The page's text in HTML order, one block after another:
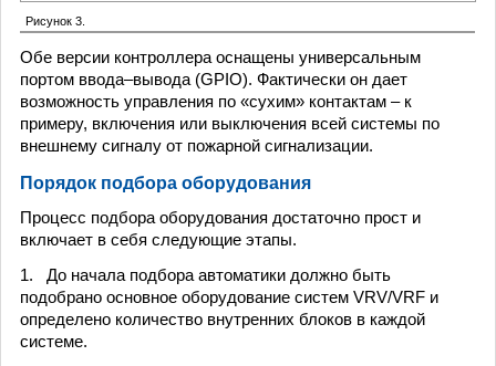
Рисунок 3.
Обе версии контроллера оснащены универсальным
портом ввода–вывода (GPIO). Фактически он дает
возможность управления по «сухим» контактам – к
примеру, включения или выключения всей системы по
внешнему сигналу от пожарной сигнализации.
Порядок подбора оборудования
Процесс подбора оборудования достаточно прост и
включает в себя следующие этапы.
1. До начала подбора автоматики должно быть
подобрано основное оборудование систем VRV/VRF и
определено количество внутренних блоков в каждой
системе.